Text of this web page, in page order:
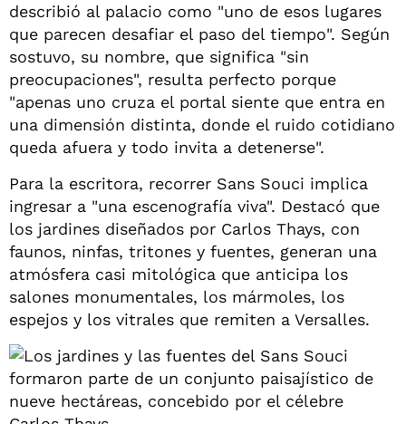
describió al palacio como "uno de esos lugares
que parecen desafiar el paso del tiempo". Según
sostuvo, su nombre, que significa "sin
preocupaciones", resulta perfecto porque
"apenas uno cruza el portal siente que entra en
una dimensión distinta, donde el ruido cotidiano
queda afuera y todo invita a detenerse".
Para la escritora, recorrer Sans Souci implica
ingresar a "una escenografía viva". Destacó que
los jardines diseñados por Carlos Thays, con
faunos, ninfas, tritones y fuentes, generan una
atmósfera casi mitológica que anticipa los
salones monumentales, los mármoles, los
espejos y los vitrales que remiten a Versalles.